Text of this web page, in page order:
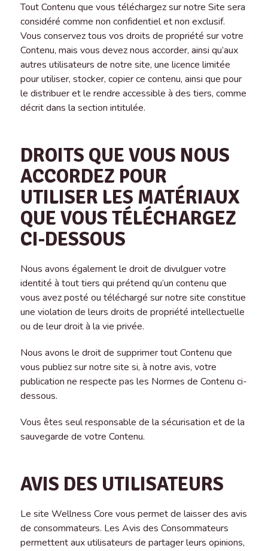
Tout Contenu que vous téléchargez sur notre Site sera
considéré comme non confidentiel et non exclusif.
Vous conservez tous vos droits de propriété sur votre
Contenu, mais vous devez nous accorder, ainsi qu’aux
autres utilisateurs de notre site, une licence limitée
pour utiliser, stocker, copier ce contenu, ainsi que pour
le distribuer et le rendre accessible à des tiers, comme
décrit dans la section intitulée.
DROITS QUE VOUS NOUS
ACCORDEZ POUR
UTILISER LES MATÉRIAUX
QUE VOUS TÉLÉCHARGEZ
CI-DESSOUS
Nous avons également le droit de divulguer votre
identité à tout tiers qui prétend qu’un contenu que
vous avez posté ou téléchargé sur notre site constitue
une violation de leurs droits de propriété intellectuelle
ou de leur droit à la vie privée.
Nous avons le droit de supprimer tout Contenu que
vous publiez sur notre site si, à notre avis, votre
publication ne respecte pas les Normes de Contenu ci-
dessous.
Vous êtes seul responsable de la sécurisation et de la
sauvegarde de votre Contenu.
AVIS DES UTILISATEURS
Le site Wellness Core vous permet de laisser des avis
de consommateurs. Les Avis des Consommateurs
permettent aux utilisateurs de partager leurs opinions,